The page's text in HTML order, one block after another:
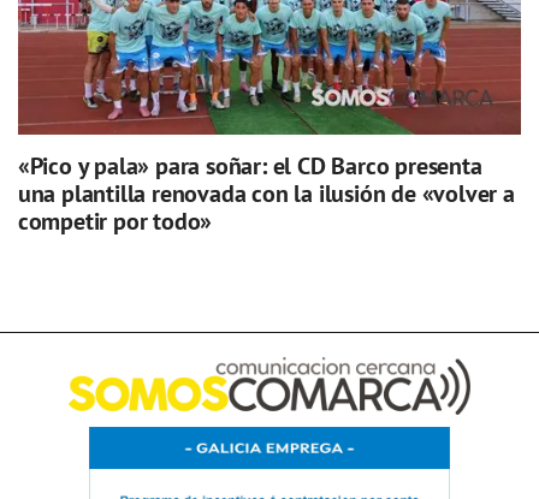
«Pico y pala» para soñar: el CD Barco presenta
una plantilla renovada con la ilusión de «volver a
competir por todo»